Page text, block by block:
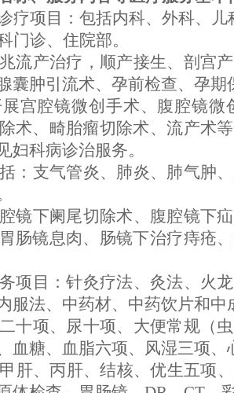
疗项目：包括内科、外科、
门诊、住院部。
流产治疗，顺产接生、剖宫
囊肿引流术、孕前检查、孕期
宫腔镜微创手术、腹腔镜
术、畸胎瘤切除术、流产术
妇科病诊治服务。
：支气管炎、肺炎、肺气肿
镜下阑尾切除术、腹腔镜下
肠镜息肉、肠镜下治疗痔疮
项目：针灸疗法、灸法、火
服法、中药材、中药饮片和中
十项、尿十项、大便常规（
血糖、血脂六项、风湿三项、
肝、丙肝、结核、优生五项